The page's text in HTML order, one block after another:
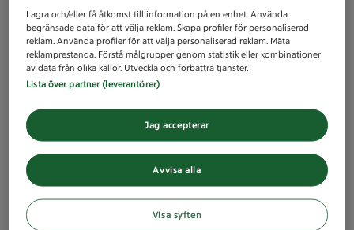
Lagra och/eller få åtkomst till information på en enhet. Använda
begränsade data för att välja reklam. Skapa profiler för personaliserad
reklam. Använda profiler för att välja personaliserad reklam. Mäta
reklamprestanda. Förstå målgrupper genom statistik eller kombinationer
av data från olika källor. Utveckla och förbättra tjänster.
Lista över partner (leverantörer)
Avvisa alla
Jag accepterar
Visa syften